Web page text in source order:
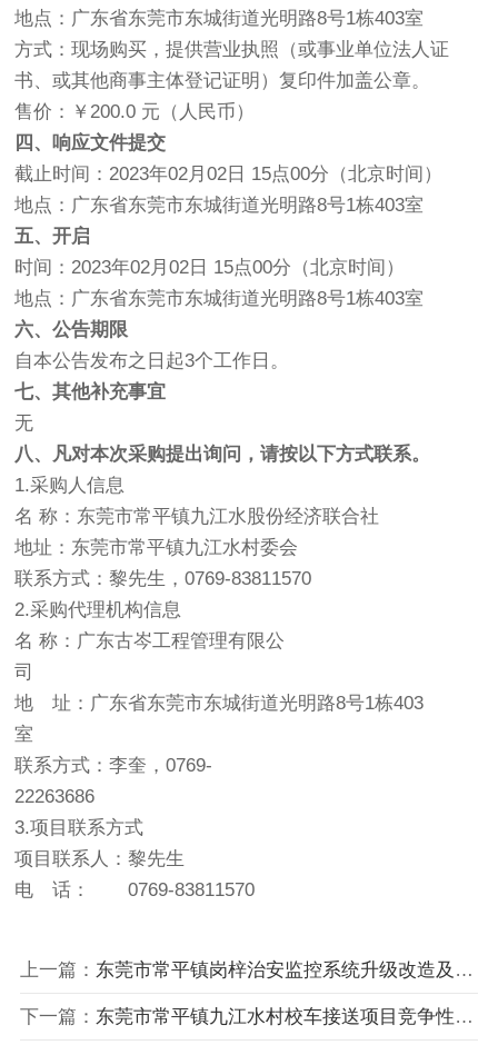
地点：广东省东莞市东城街道光明路8号1栋403室
方式：现场购买，提供营业执照（或事业单位法人证
书、或其他商事主体登记证明）复印件加盖公章。
售价：￥200.0 元（人民币）
四、响应文件提交
截止时间：2023年02月02日 15点00分（北京时间）
地点：广东省东莞市东城街道光明路8号1栋403室
五、开启
时间：2023年02月02日 15点00分（北京时间）
地点：广东省东莞市东城街道光明路8号1栋403室
六、公告期限
自本公告发布之日起3个工作日。
七、其他补充事宜
无
八、凡对本次采购提出询问，请按以下方式联系。
1.采购人信息
名 称：东莞市常平镇九江水股份经济联合社
地址：东莞市常平镇九江水村委会
联系方式：黎先生，0769-83811570
2.采购代理机构信息
名 称：广东古岑工程管理有限公
司
地 址：广东省东莞市东城街道光明路8号1栋403
室
联系方式：李奎，0769-
22263686
3.项目联系方式
项目联系人：黎先生
电 话： 0769-83811570
上一篇： 东莞市常平镇岗梓治安监控系统升级改造及维护保养
下一篇： 东莞市常平镇九江水村校车接送项目竞争性磋商